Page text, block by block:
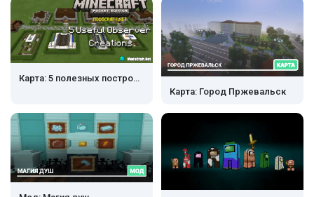
Карта: 5 полезных построек с наблюдателем
Карта: Город Пржевальск